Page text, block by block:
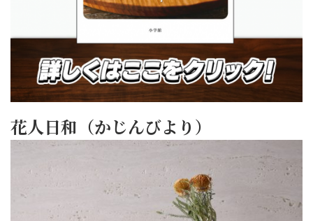
花人日和（かじんびより）